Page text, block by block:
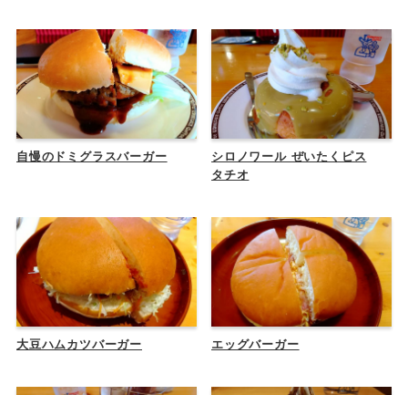
自慢のドミグラスバーガー
シロノワール ぜいたくピス
タチオ
大豆ハムカツバーガー エッグバーガー